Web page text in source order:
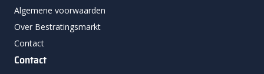
Algemene voorwaarden
Over Bestratingsmarkt
Contact
Contact